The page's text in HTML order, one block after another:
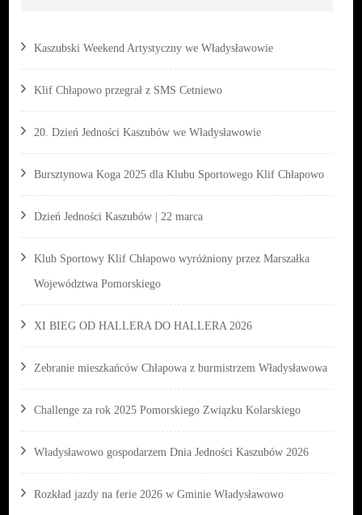
Kaszubski Weekend Artystyczny we Władysławowie
Klif Chłapowo przegrał z SMS Cetniewo
20. Dzień Jedności Kaszubów we Władysławowie
Bursztynowa Koga 2025 dla Klubu Sportowego Klif Chłapowo
Dzień Jedności Kaszubów | 22 marca
Klub Sportowy Klif Chłapowo wyróżniony przez Marszałka
Województwa Pomorskiego
XI BIEG OD HALLERA DO HALLERA 2026
Zebranie mieszkańców Chłapowa z burmistrzem Władysławowa
Challenge za rok 2025 Pomorskiego Związku Kolarskiego
Władysławowo gospodarzem Dnia Jedności Kaszubów 2026
Rozkład jazdy na ferie 2026 w Gminie Władysławowo